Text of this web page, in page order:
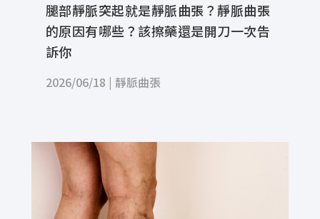
腿部靜脈突起就是靜脈曲張？靜脈曲張
的原因有哪些？該擦藥還是開刀一次告
訴你
2026/06/18 | 靜脈曲張